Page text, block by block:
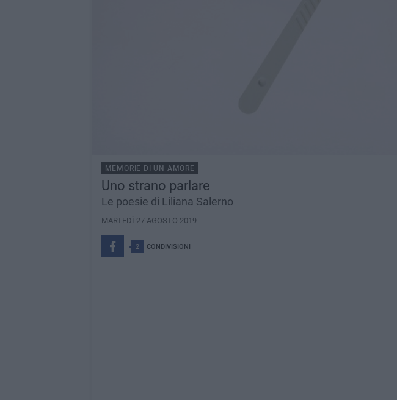
MEMORIE DI UN AMORE
Uno strano parlare
Le poesie di Liliana Salerno
MARTEDÌ 27 AGOSTO 2019
2 CONDIVISIONI